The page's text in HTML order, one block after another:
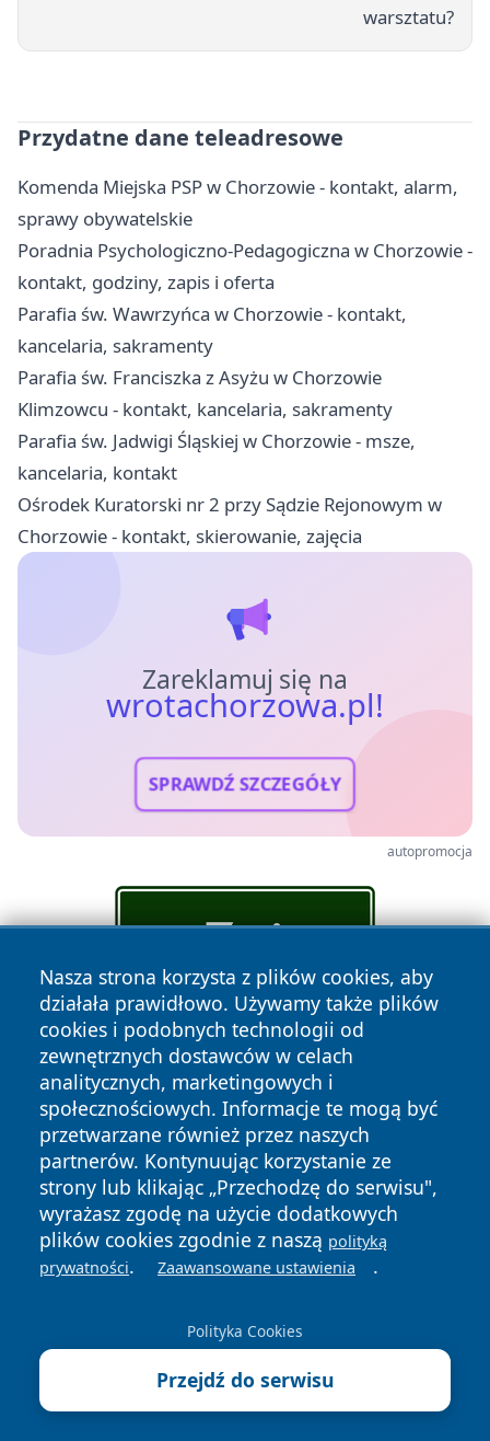
warsztatu?
Przydatne dane teleadresowe
Komenda Miejska PSP w Chorzowie - kontakt, alarm,
sprawy obywatelskie
Poradnia Psychologiczno-Pedagogiczna w Chorzowie -
kontakt, godziny, zapis i oferta
Parafia św. Wawrzyńca w Chorzowie - kontakt,
kancelaria, sakramenty
Parafia św. Franciszka z Asyżu w Chorzowie
Klimzowcu - kontakt, kancelaria, sakramenty
Parafia św. Jadwigi Śląskiej w Chorzowie - msze,
kancelaria, kontakt
Ośrodek Kuratorski nr 2 przy Sądzie Rejonowym w
Chorzowie - kontakt, skierowanie, zajęcia
Zareklamuj się na
wrotachorzowa.pl!
SPRAWDŹ SZCZEGÓŁY
autopromocja
Nasza strona korzysta z plików cookies, aby
działała prawidłowo. Używamy także plików
cookies i podobnych technologii od
zewnętrznych dostawców w celach
analitycznych, marketingowych i
społecznościowych. Informacje te mogą być
przetwarzane również przez naszych
partnerów. Kontynuując korzystanie ze
strony lub klikając „Przechodzę do serwisu",
wyrażasz zgodę na użycie dodatkowych
plików cookies zgodnie z naszą polityką
prywatności. Zaawansowane ustawienia .
Polityka Cookies
Przejdź do serwisu
Copyright © 2026 wrotachorzowa.pl Wszystkie prawa
zastrzeżone.
Polityka
Polityka